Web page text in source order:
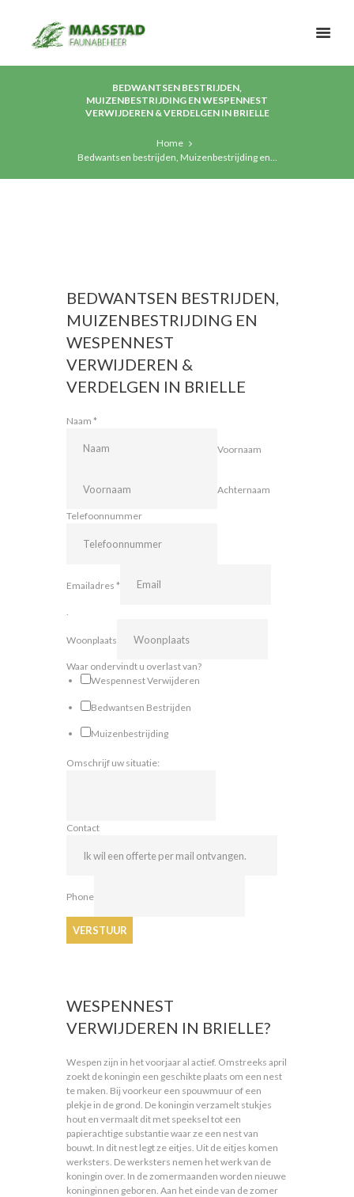
BEDWANTSEN BESTRIJDEN,
MUIZENBESTRIJDING EN WESPENNEST
VERWIJDEREN & VERDELGEN IN BRIELLE
Home
Bedwantsen bestrijden, Muizenbestrijding en...
BEDWANTSEN BESTRIJDEN,
MUIZENBESTRIJDING EN
WESPENNEST
VERWIJDEREN &
VERDELGEN IN BRIELLE
Naam *
Voornaam
Achternaam
Telefoonnummer
Emailadres *
.
Woonplaats
Waar ondervindt u overlast van?
Wespennest Verwijderen
Bedwantsen Bestrijden
Muizenbestrijding
Omschrijf uw situatie:
Contact
Phone
VERSTUUR
WESPENNEST
VERWIJDEREN IN BRIELLE?
Wespen zijn in het voorjaar al actief. Omstreeks april
zoekt de koningin een geschikte plaats om een nest
te maken. Bij voorkeur een spouwmuur of een
plekje in de grond. De koningin verzamelt stukjes
hout en vermaalt dit met speeksel tot een
papierachtige substantie waar ze een nest van
bouwt. In dit nest legt ze eitjes. Uit de eitjes komen
werksters. De werksters nemen het werk van de
koningin over. In de zomermaanden worden nieuwe
koninginnen geboren. Aan het einde van de zomer